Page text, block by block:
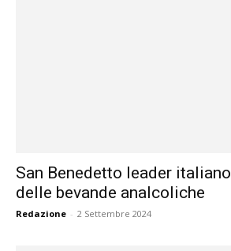
San Benedetto leader
delle bevande analcoliche
Redazione - 2 Settembre 2024